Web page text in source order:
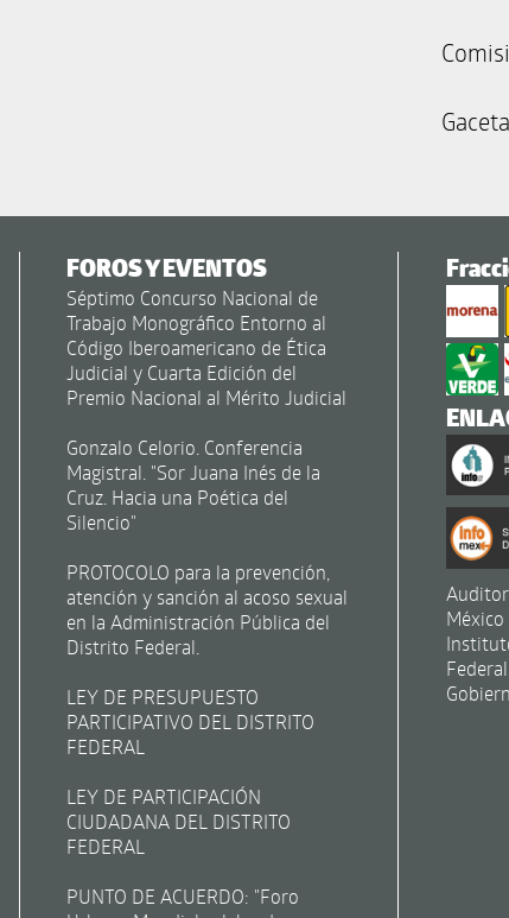
FOROS Y EVENTOS
Séptimo Concurso Nacional de
Trabajo Monográfico Entorno al
Código Iberoamericano de Ética
Judicial y Cuarta Edición del
Premio Nacional al Mérito Judicial
Gonzalo Celorio. Conferencia
Magistral. "Sor Juana Inés de la
Cruz. Hacia una Poética del
Silencio"
PROTOCOLO para la prevención,
atención y sanción al acoso sexual
en la Administración Pública del
Distrito Federal.
LEY DE PRESUPUESTO
PARTICIPATIVO DEL DISTRITO
FEDERAL
LEY DE PARTICIPACIÓN
CIUDADANA DEL DISTRITO
FEDERAL
PUNTO DE ACUERDO: "Foro
México